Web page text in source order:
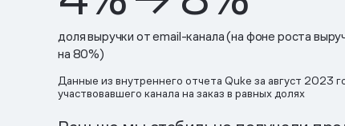
доля выручки от email-канала (на фоне роста
на 80%)
Данные из внутреннего отчета Quke за август
участвовавшего канала на заказ в равных долях